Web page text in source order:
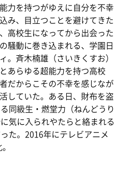
力を持つがゆえに自分を不幸
み、目立つことを避けてきた
高校生になってから出会った
騒動に巻き込まれる、学園日
。斉木楠雄（さいきくすお）
あらゆる超能力を持つ高校
だからこその不幸を感じなが
していた。ある日、財布を盗
同級生・燃堂力（ねんどうり
気に入られやたらと絡まれる
た。2016年にテレビアニメ